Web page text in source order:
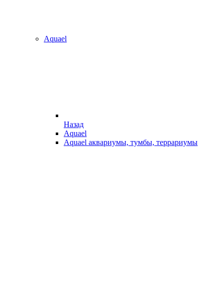
Aquael
Назад
Aquael
Aquael аквариумы, тумбы, террариумы